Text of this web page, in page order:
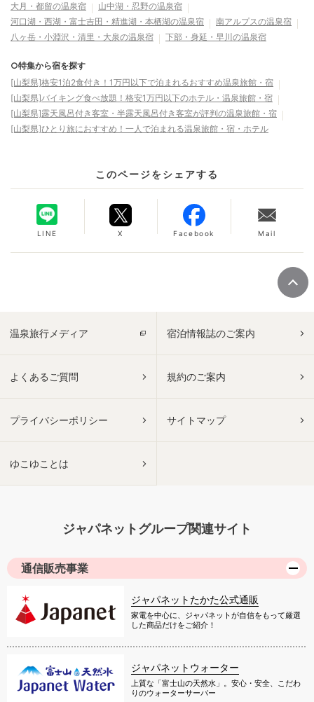
大月・都留の温泉宿
山中湖・忍野の温泉宿
河口湖・西湖・富士吉田・精進湖・本栖湖の温泉宿
南アルプスの温泉宿
八ヶ岳・小淵沢・清里・大泉の温泉宿
下部・身延・早川の温泉宿
○特集から宿を探す
[山梨県]格安1泊2食付き！1万円以下で泊まれるおすすめ温泉旅館・宿
[山梨県]バイキング食べ放題！格安1万円以下のホテル・温泉旅館・宿
[山梨県]露天風呂付き客室・半露天風呂付き客室が評判の温泉旅館・宿
[山梨県]ひとり旅におすすめ！一人で泊まれる温泉旅館・宿・ホテル
このページをシェアする
LINE X Facebook Mail
温泉旅行メディア 宿泊情報誌のご案内
よくあるご質問 規約のご案内
プライバシーポリシー サイトマップ
ゆこゆことは
ジャパネットグループ関連サイト
通信販売事業
ジャパネットたかた公式通販
家電を中心に、ジャパネットが自信をもって厳選
した商品だけをご紹介！
ジャパネットウォーター
上質な「富士山の天然水」。安心・安全、こだわ
りのウォーターサーバー